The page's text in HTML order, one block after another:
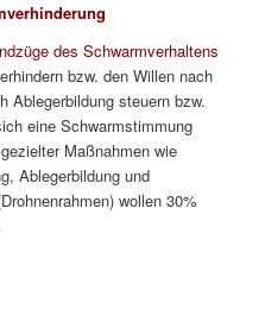
des Schwarmverhaltens
bzw. den Willen nach
Ablegerbildung steuern bzw.
eine Schwarmstimmung
Maßnahmen wie
Ablegerbildung und
wollen 30%